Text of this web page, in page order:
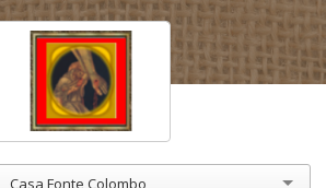
Casa Fonte Colombo